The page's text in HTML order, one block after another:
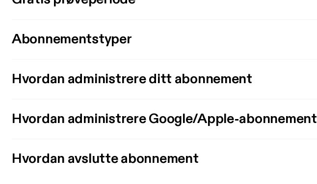
Abonnementstyper
Hvordan administrere ditt abonnement
Hvordan administrere Google/Apple-abonnement
Hvordan avslutte abonnement